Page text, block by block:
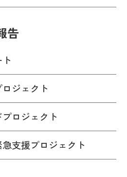
告
ジェクト
ロジェクト
支援プロジェクト